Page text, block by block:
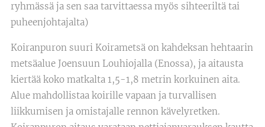
ryhmässä ja sen saa tarvittaessa myös sihteeriltä tai
puheenjohtajalta)
Koiranpuron suuri Koirametsä on kahdeksan hehtaarin
metsäalue Joensuun Louhiojalla (Enossa), ja aitausta
kiertää koko matkalta 1,5-1,8 metrin korkuinen aita.
Alue mahdollistaa koirille vapaan ja turvallisen
liikkumisen ja omistajalle rennon kävelyretken.